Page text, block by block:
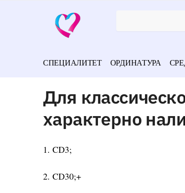
СПЕЦИАЛИТЕТ ОРДИНАТУРА
Для
характерно
1. CD3;
2. CD30;+